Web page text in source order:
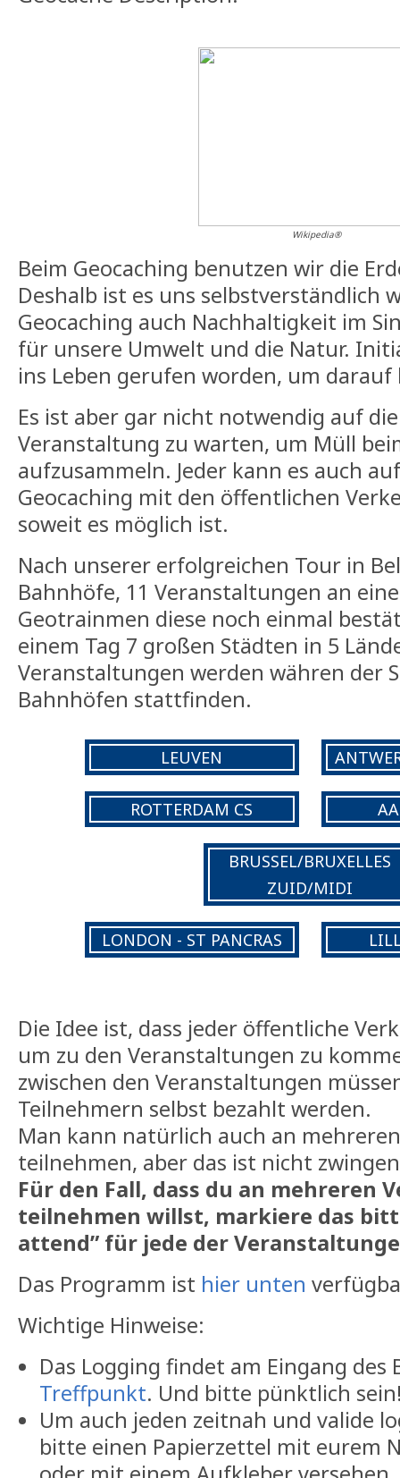
Wikipedia®
Beim Geocaching benutzen wir die
Deshalb ist es uns selbstverständlich
Geocaching auch Nachhaltigkeit im
für unsere Umwelt und die Natur.
ins Leben gerufen worden, um darauf
Es ist aber gar nicht notwendig auf
Veranstaltung zu warten, um Müll
aufzusammeln. Jeder kann es auch
Geocaching mit den öffentlichen
soweit es möglich ist.
Nach unserer erfolgreichen Tour in
Bahnhöfe, 11 Veranstaltungen an
Geotrainmen diese noch einmal
einem Tag 7 großen Städten in 5
Veranstaltungen werden währen der
Bahnhöfen stattfinden.
LEUVEN
ROTTERDAM CS
BRUSSEL/BRUXELLES
ZUID/MIDI
LONDON - ST PANCRAS
Die Idee ist, dass jeder öffentliche
um zu den Veranstaltungen zu
zwischen den Veranstaltungen
Teilnehmern selbst bezahlt werden.
Man kann natürlich auch an
teilnehmen, aber das ist nicht
Für den Fall, dass du an mehreren
teilnehmen willst, markiere das
attend” für jede der
Das Programm ist hier unten
Wichtige Hinweise:
Das Logging findet am Eingang
Treffpunkt. Und bitte pünktlich
Um auch jeden zeitnah und valide
bitte einen Papierzettel mit eurem